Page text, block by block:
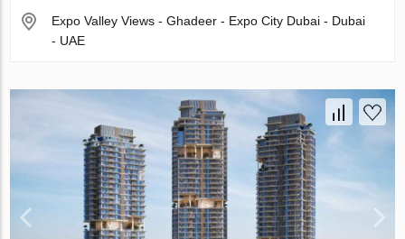
Expo Valley Views - Ghadeer - Expo City Dubai - Dubai
- UAE